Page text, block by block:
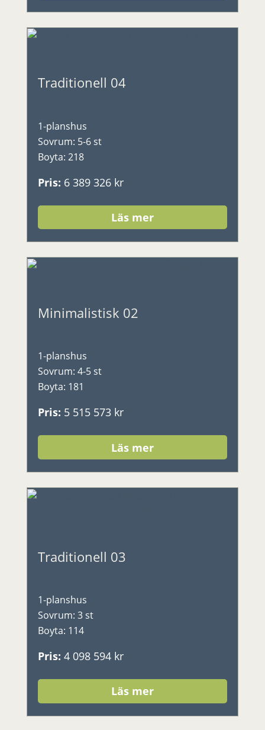
Traditionell 04
1-planshus
Sovrum: 5-6 st
Boyta: 218
Pris: 6 389 326 kr
Läs mer
Minimalistisk 02
1-planshus
Sovrum: 4-5 st
Boyta: 181
Pris: 5 515 573 kr
Läs mer
Traditionell 03
1-planshus
Sovrum: 3 st
Boyta: 114
Pris: 4 098 594 kr
Läs mer